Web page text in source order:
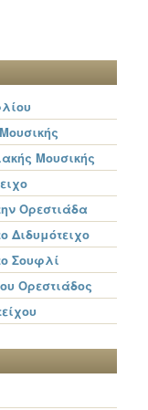
Μουσικής
Ορεστιάδα
Διδυμότειχο
Σουφλί
Ορεστιάδος